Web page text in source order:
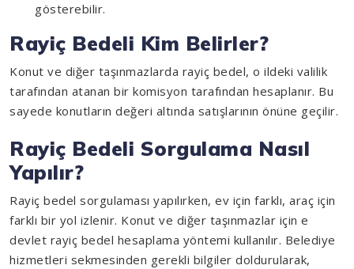
gösterebilir.
Rayiç Bedeli Kim Belirler?
Konut ve diğer taşınmazlarda rayiç bedel, o ildeki valilik
tarafından atanan bir komisyon tarafından hesaplanır. Bu
sayede konutların değeri altında satışlarının önüne geçilir.
Rayiç Bedeli Sorgulama Nasıl
Yapılır?
Rayiç bedel sorgulaması yapılırken, ev için farklı, araç için
farklı bir yol izlenir. Konut ve diğer taşınmazlar için e
devlet rayiç bedel hesaplama yöntemi kullanılır. Belediye
hizmetleri sekmesinden gerekli bilgiler doldurularak,